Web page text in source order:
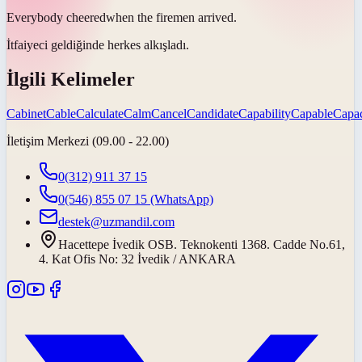
Everybody cheeredwhen the firemen arrived.
İtfaiyeci geldiğinde herkes alkışladı.
İlgili Kelimeler
CabinetCableCalculateCalmCancelCandidateCapabilityCapable
İletişim Merkezi (09.00 - 22.00)
0(312) 911 37 15
0(546) 855 07 15 (WhatsApp)
destek@uzmandil.com
Hacettepe İvedik OSB. Teknokenti 1368. Cadde No.61,
4. Kat Ofis No: 32 İvedik / ANKARA